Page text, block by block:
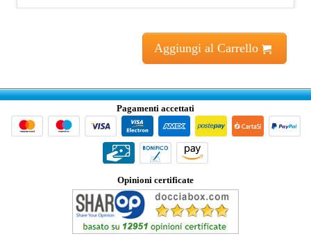
Aggiungi al Carrello
Pagamenti accettati
Opinioni certificate